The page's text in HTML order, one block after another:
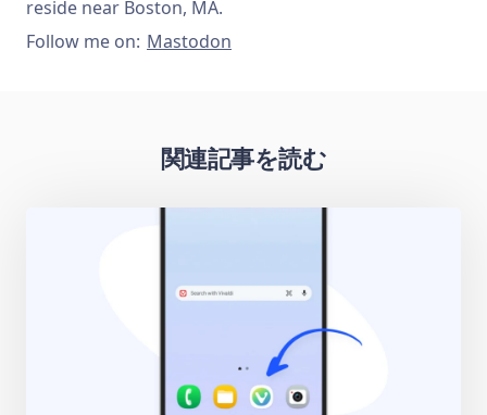
reside near Boston, MA.
Follow me on: Mastodon
関連記事を読む